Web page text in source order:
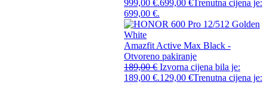
999,00 €.699,00 €Trenutna cijena je:
699,00 €.
Amazfit Active Max Black -
Otvoreno pakiranje
189,00€ Izvorna cijena bila je:
189,00 €.129,00 €Trenutna cijena je: